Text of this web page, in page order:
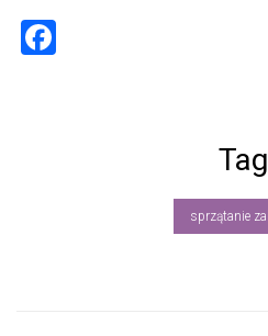
sprzątanie